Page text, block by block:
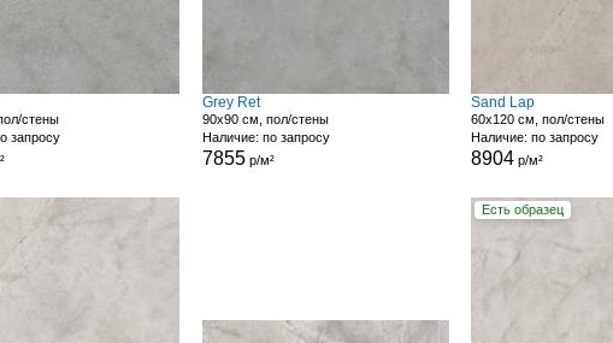
стены
запросу
Grey Ret
90x90 см, пол/стены
Наличие: по запросу
7855р/м²
Sand Lap
60x120 см, пол/стены
Наличие: по запросу
8904 р/м²
Есть образец